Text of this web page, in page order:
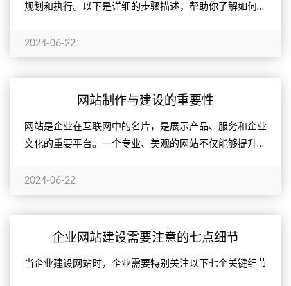
规划和执行。以下是详细的步骤描述，帮助你了解如何一
2024-06-22
网站制作与建设的重要性
网站是企业在互联网中的名片，是展示产品、服务和企业
文化的重要平台。一个专业、美观的网站不仅能够提升企
2024-06-22
企业网站建设需要注意的七点细节
当企业建设网站时，企业需要特别关注以下七个关键细节